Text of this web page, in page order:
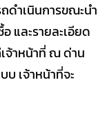
ดำเนินการขณะนำ
และรายละเอียด
จ้าหน้าที่ ณ ด่าน
บ เจ้าหน้าที่จะ